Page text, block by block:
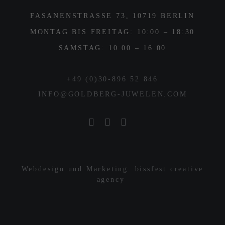
FASANENSTRASSE 73, 10719 BERLIN
MONTAG BIS FREITAG: 10:00 – 18:30
SAMSTAG: 10:00 – 16:00
+49 (0)30-896 52 846
INFO@GOLDBERG-JUWELEN.COM
Webdesign und Marketing: bissfest creative
agency